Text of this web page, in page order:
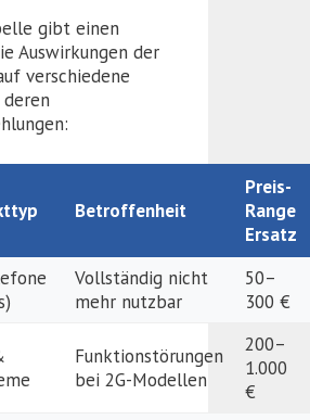
gibt einen
Auswirkungen der
verschiedene
Betroffenheit
Preis-
Range
Ersatz
Vollständig nicht
mehr nutzbar
50–
300 €
Funktionstörungen
bei 2G-Modellen
200–
1.000
€